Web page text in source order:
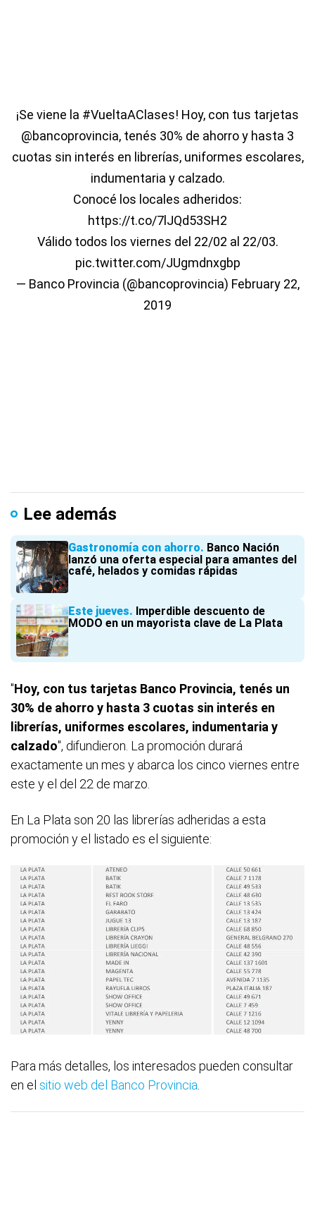
¡Se viene la #VueltaAClases! Hoy, con tus tarjetas
@bancoprovincia, tenés 30% de ahorro y hasta 3
cuotas sin interés en librerías, uniformes escolares,
indumentaria y calzado.
Conocé los locales adheridos:
https://t.co/7lJQd53SH2
Válido todos los viernes del 22/02 al 22/03.
pic.twitter.com/JUgmdnxgbp
— Banco Provincia (@bancoprovincia) February 22,
2019
Lee además
Gastronomía con ahorro Banco Nación
lanzó una oferta especial para amantes del
café, helados y comidas rápidas
Este jueves Imperdible descuento de
MODO en un mayorista clave de La Plata
"Hoy, con tus tarjetas Banco Provincia, tenés un
30% de ahorro y hasta 3 cuotas sin interés en
librerías, uniformes escolares, indumentaria y
calzado", difundieron. La promoción durará
exactamente un mes y abarca los cinco viernes entre
este y el del 22 de marzo.
En La Plata son 20 las librerías adheridas a esta
promoción y el listado es el siguiente:
Para más detalles, los interesados pueden consultar
en el sitio web del Banco Provincia